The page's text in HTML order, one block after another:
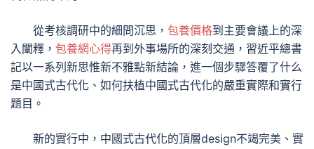
從考核調研中的細問沉思， 包養價格到主要會議上的深
入闡釋， 包養網心得再到外事場所的深刻交通，習近平總書
記以一系列新思惟新不雅點新結論，進一個步驟答覆了什么
是中國式古代化、如何扶植中國式古代化的嚴重實際和實行
題目。
新的實行中，中國式古代化的頂層design不竭完美、實